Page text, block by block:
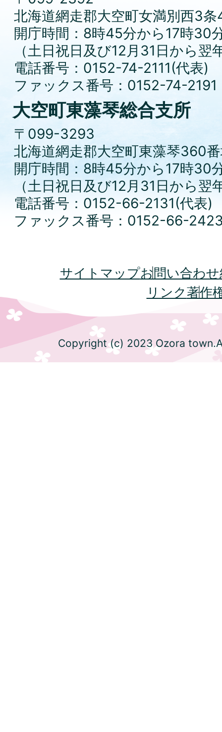
北海道網走郡大空町女満別西3条
開庁時間：8時45分から17時30
（土日祝日及び12月31日から
電話番号：0152-74-2111(代表)
ファックス番号：0152-74-2191
大空町東藻琴総合支所
〒099-3293
北海道網走郡大空町東藻琴360
開庁時間：8時45分から17時30
（土日祝日及び12月31日から
電話番号：0152-66-2131(代表)
ファックス番号：0152-66-
サイトマップお問い合わせ
リンク著作
Copyright (c) 2023 Ozora